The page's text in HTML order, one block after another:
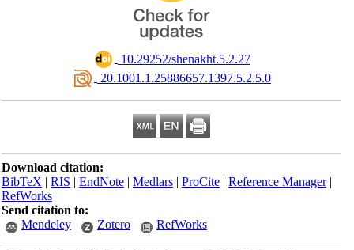
‎ 10.29252/shenakht.5.2.27
‎ 20.1001.1.25886657.1397.5.2.5.0
Download citation:
BibTeX|RIS|EndNote|Medlars|ProCite|Reference Manager
RefWorks
Send citation to:
Mendeley
Zotero RefWorks